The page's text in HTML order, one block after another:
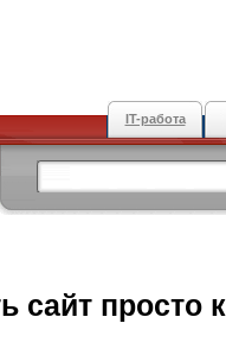
IT-работа
сайт просто